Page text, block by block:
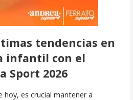
tendencias en
infantil con el
Sport 2026
hoy, es crucial mantener a